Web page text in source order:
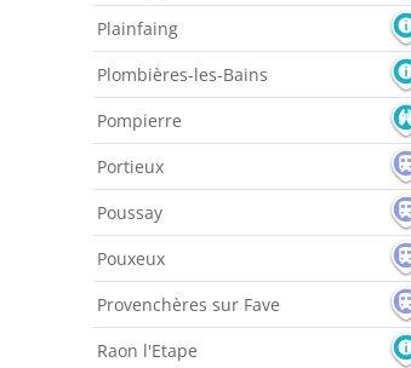
Plainfaing
Plombières-les-Bains
Pompierre
Portieux
Poussay
Pouxeux
Provenchères sur Fave
Raon l'Etape